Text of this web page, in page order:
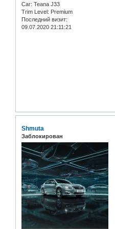
Car: Teana J33
Trim Level: Premium
Последний визит:
09.07.2020 21:11:21
Shmuta
Заблокирован